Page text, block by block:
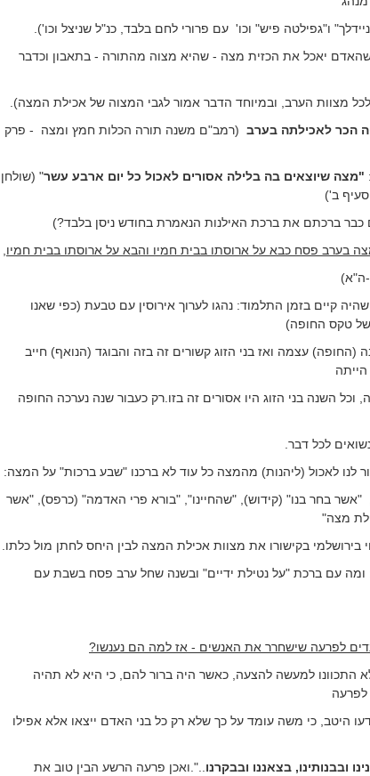
ו"גפילטה פיש" וכו' עם פרורי לחם בלבד, כנ"ל שניצל וכו').
שהאדם יאכל את הכזית מצה - שהיא מצוה מהתורה - בתאבון וכדבר
מצוות הערב, ובמיוחד הדבר אמור לגבי המצוה של אכילת המצה).
הכר לאכילתה בערב (רמב"ם משנה תורה הכלות חמץ ומצה
- פרק
"מצה שיוצאים בה בלילה אסורים לאכול כל יום ארבע עשר" (שולחן
ב')
ברכתם את ברכת האילנות הנאמרת בחודש ניסן בלבד?)
בערב פסח כבא על ארוסתו בבית חמיו והבא על ארוסתו בבית חמיו,
ה"א)
קיים בזמן התלמוד: נהגו לערוך אירוסין עם טבעת (כפי שאנו
של טקס החופה)
(החופה) עצמה ואז בני הזוג קשורים זה בזה והבוגד (הנואף) חייב
וכל השנה בני הזוג היו אסורים זה בזו.רק כעבור שנה נערכה החופה
לכל דבר.
לנו לאכול (ליהנות) מהמצה כל עוד לא ברכנו "שבע ברכות" על המצה:
"אשר בחר בנו" (קידוש), "שהחיינו", "בורא פרי האדמה" (כרפס), "אשר
מצה"
בירושלמי בקישורו את מצוות אכילת המצה לבין היחס לחתן מול כלתו.
ומה עם ברכת "על נטילת ידיים" ובשנה שחל ערב פסח בשבת עם
לפרעה שישחרר את האנשים - אז למה הם נענשו?
התכוונו למעשה להצעה, כאשר היה ברור להם, כי היא לא תהיה
היטב, כי משה עומד על כך שלא רק כל בני האדם ייצאו אלא אפילו
ובבנותינו, בצאננו ובבקרנו ..".ואכן פרעה הרשע הבין טוב את